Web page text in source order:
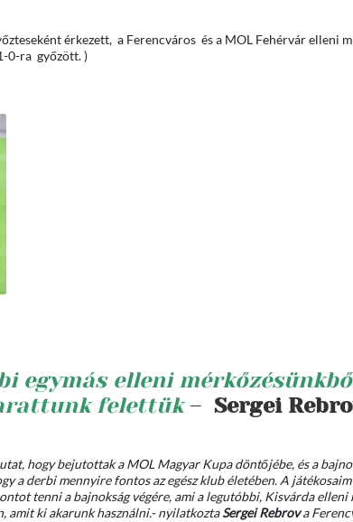
érkezett, a Ferencváros és a MOL Fehérvár elleni
0-ra győzött. )
egymás elleni
felettük– Sergei
hogy bejutottak a MOL Magyar Kupa döntőjébe, és a
a derbi mennyire fontos az egész klub életében. A
tenni a bajnokság végére, ami a legutóbbi, Kisvárda
amit ki akarunk használni.- nyilatkoztaSergei Rebrova